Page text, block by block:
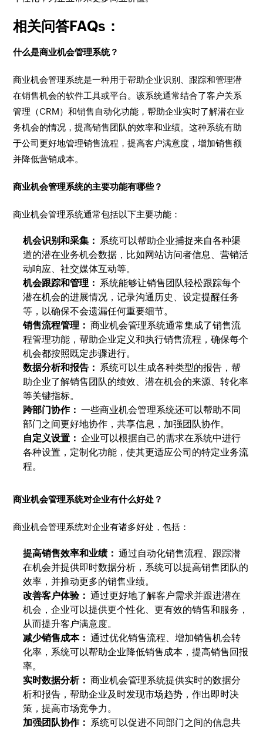
相关问答FAQs：
什么是商业机会管理系统？
商业机会管理系统是一种用于帮助企业识别、跟踪和管理潜
在销售机会的软件工具或平台。该系统通常结合了客户关系
管理（CRM）和销售自动化功能，帮助企业实时了解潜在业
务机会的情况，提高销售团队的效率和业绩。这种系统有助
于公司更好地管理销售流程，提高客户满意度，增加销售额
并降低营销成本。
商业机会管理系统的主要功能有哪些？
商业机会管理系统通常包括以下主要功能：
机会识别和采集： 系统可以帮助企业捕捉来自各种渠
道的潜在业务机会数据，比如网站访问者信息、营销活
动响应、社交媒体互动等。
机会跟踪和管理： 系统能够让销售团队轻松跟踪每个
潜在机会的进展情况，记录沟通历史、设定提醒任务
等，以确保不会遗漏任何重要细节。
销售流程管理： 商业机会管理系统通常集成了销售流
程管理功能，帮助企业定义和执行销售流程，确保每个
机会都按照既定步骤进行。
数据分析和报告： 系统可以生成各种类型的报告，帮
助企业了解销售团队的绩效、潜在机会的来源、转化率
等关键指标。
跨部门协作： 一些商业机会管理系统还可以帮助不同
部门之间更好地协作，共享信息，加强团队协作。
自定义设置： 企业可以根据自己的需求在系统中进行
各种设置，定制化功能，使其更适应公司的特定业务流
程。
商业机会管理系统对企业有什么好处？
商业机会管理系统对企业有诸多好处，包括：
提高销售效率和业绩： 通过自动化销售流程、跟踪潜
在机会并提供即时数据分析，系统可以提高销售团队的
效率，并推动更多的销售业绩。
改善客户体验： 通过更好地了解客户需求并跟进潜在
机会，企业可以提供更个性化、更有效的销售和服务，
从而提升客户满意度。
减少销售成本： 通过优化销售流程、增加销售机会转
化率，系统可以帮助企业降低销售成本，提高销售回报
率。
实时数据分析： 商业机会管理系统提供实时的数据分
析和报告，帮助企业及时发现市场趋势，作出即时决
策，提高市场竞争力。
加强团队协作： 系统可以促进不同部门之间的信息共